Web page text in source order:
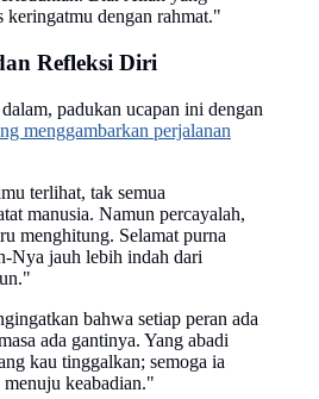
keringatmu dengan rahmat."
Refleksi Diri
padukan ucapan ini dengan
menggambarkan perjalanan
terlihat, tak semua
manusia. Namun percayalah,
menghitung. Selamat purna
Nya jauh lebih indah dari
bahwa setiap peran ada
ada gantinya. Yang abadi
kau tinggalkan; semoga ia
keabadian."